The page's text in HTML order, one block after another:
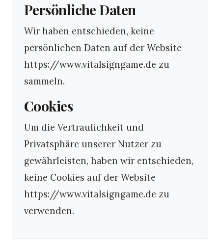
Persönliche Daten
Wir haben entschieden, keine
persönlichen Daten auf der Website
https://www.vitalsigngame.de zu
sammeln.
Cookies
Um die Vertraulichkeit und
Privatsphäre unserer Nutzer zu
gewährleisten, haben wir entschieden,
keine Cookies auf der Website
https://www.vitalsigngame.de zu
verwenden.